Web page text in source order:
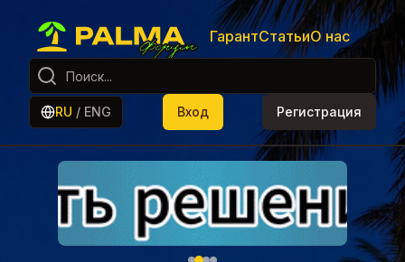
ГарантСтатьиО нас
RU / ENG Вход Регистрация